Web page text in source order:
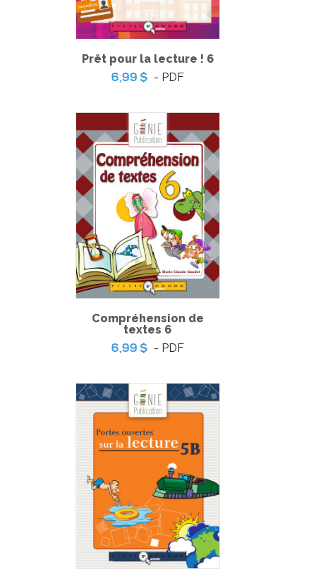
Minisérie sur les émotions – Lectures
Pratique de l'épreuve ministérielle de français de la fin du
6,99 $-PDF
Prêt pour la lecture ! 6
6,99 $ - PDF
Compréhension de
textes 6
6,99 $ - PDF